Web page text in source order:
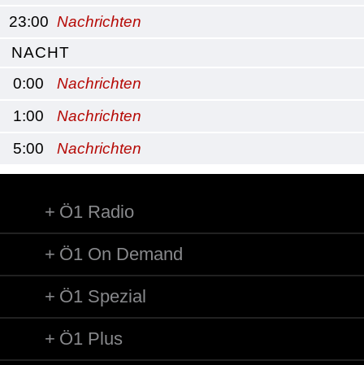
23:00 Nachrichten
NACHT
0:00
Nachrichten
1:00
Nachrichten
5:00
Nachrichten
Ö1 Radio
Ö1 On Demand
Ö1 Spezial
Ö1 Plus